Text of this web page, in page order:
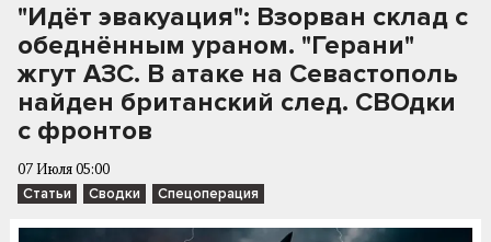
"Идёт эвакуация": Взорван склад с
обеднённым ураном. "Герани"
жгут АЗС. В атаке на Севастополь
найден британский след. СВОдки
с фронтов
07 Июля 05:00
Статьи Сводки Спецоперация